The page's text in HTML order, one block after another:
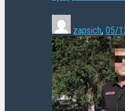
zapsich, 05/